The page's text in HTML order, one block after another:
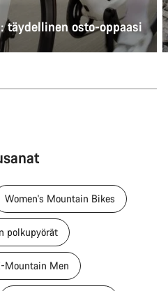
täydellinen osto-oppaasi
Women's Mountain Bikes
polkupyörät
Mountain Men